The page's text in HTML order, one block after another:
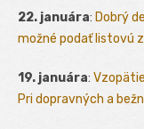
22. januára: Dobrý
možné podať listovú
19. januára:
Pri dopravných a